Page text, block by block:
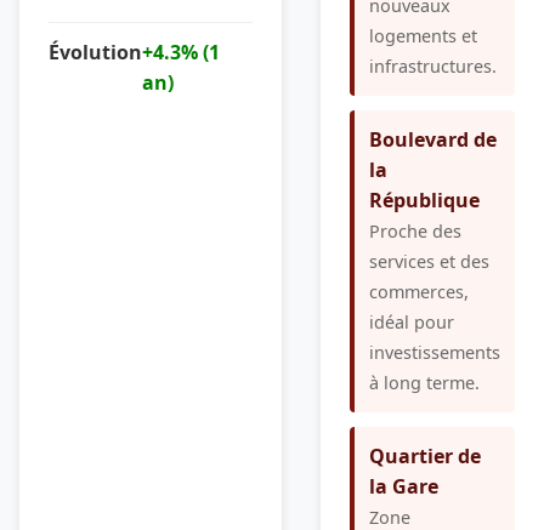
Évolution+4.3% (1
an)
nouveaux
logements et
infrastructures.
Boulevard de
la
République
Proche des
services et des
commerces,
idéal pour
investissements
à long terme.
Quartier de
la Gare
Zone